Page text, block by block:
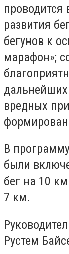
проводится
развития
бегунов к
марафон»;
дальнейших
вредных
В
были
бег на 10
7 км.
Рустем